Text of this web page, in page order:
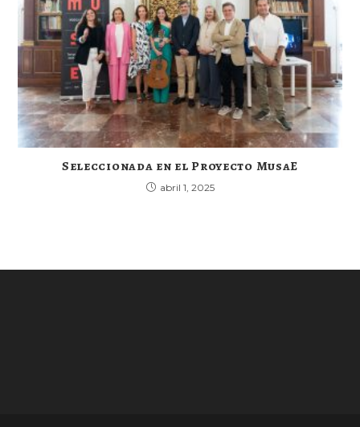
Seleccionada en el Proyecto MusaE
abril 1, 2025